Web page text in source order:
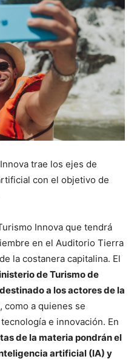
trae los ejes de
con el objetivo de
Innova que tendrá
en el Auditorio Tierra
la costanera capitalina. El
de Turismo de
a los actores de la
, como a quienes se
e innovación. En
de la materia pondrán el
artificial (IA) y